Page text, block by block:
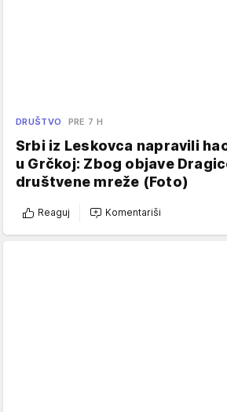
DRUŠTVO PRE 7 H
Srbi iz Leskovca napravili
u Grčkoj: Zbog objave
društvene mreže (Foto)
Reaguj Komentariši